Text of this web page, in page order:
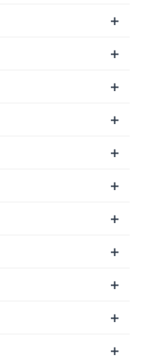
+
+
+
+
+
+
+
+
+
+
+